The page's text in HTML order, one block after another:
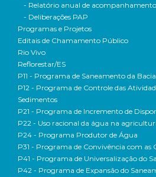
- Relatório anual de acompanhamento
- Deliberações PAP
Programas e Projetos
Editais de Chamamento Público
Rio Vivo
Reflorestar/ES
P11 - Programa de Saneamento da Bacia
P12 - Programa de Controle das
Sedimentos
P21 - Programa de Incremento de
P22 - Uso racional da água na
P24 - Programa Produtor de Água
P31 - Programa de Convivência com as
P41 - Programa de Universalização do
P42 - Programa de Expansão do